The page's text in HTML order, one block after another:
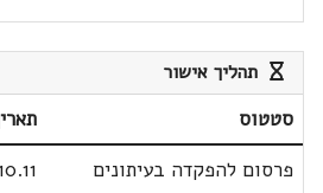
תהליך אישור
סטטוס
פרסום להפקדה בעיתונים